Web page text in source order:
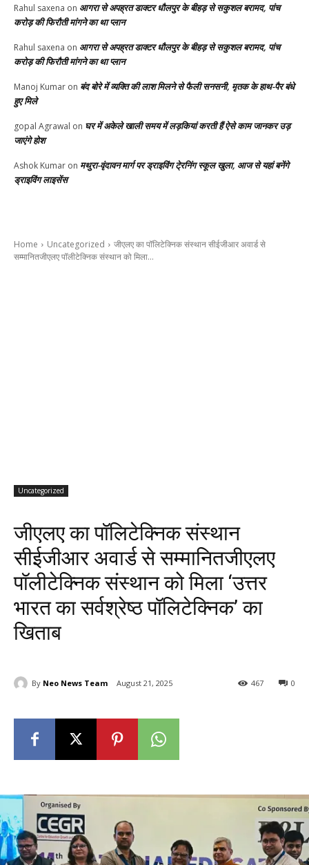
Rahul saxena on आगरा से अपह्रत डाक्टर धौलपुर के बीहड़ से सकुशल बरामद, पांच
करोड़ की फिरौती मांगने का था प्लान
Rahul saxena on आगरा से अपह्रत डाक्टर धौलपुर के बीहड़ से सकुशल बरामद, पांच
करोड़ की फिरौती मांगने का था प्लान
Manoj Kumar on बंद बोरे में व्यक्ति की लाश मिलने से फैली सनसनी, मृतक के हाथ-पैर बंधे
हुए मिले
gopal Agrawal on घर में अकेले खाली समय में लड़कियां करती हैं ऐसे काम जानकर उड़
जाएंगे होश
Ashok Kumar on मथुरा-वृंदावन मार्ग पर ड्राइविंग टे्रनिंग स्कूल खुला, आज से यहां बनेंगे
ड्राइविंग लाइसेंस